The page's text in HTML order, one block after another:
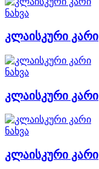
ნახვა
კლაისკური კარი
ნახვა
კლაისკური კარი
ნახვა
კლაისკური კარი